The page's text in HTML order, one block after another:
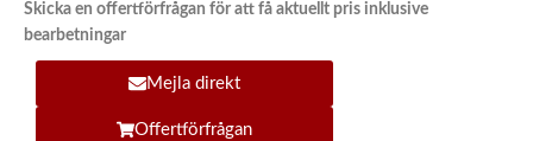
Skicka en offertförfrågan för att få aktuellt pris inklusive
bearbetningar
Mejla direkt
Offertförfrågan